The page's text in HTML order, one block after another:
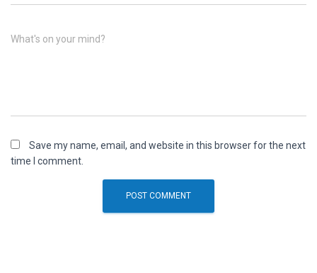
What's on your mind?
Save my name, email, and website in this browser for the next
time I comment.